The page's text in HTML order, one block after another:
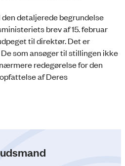
detaljerede begrundelse
brev af 15. februar
til direktør. Det er
som ansøger til stillingen ikke
redegørelse for den
af Deres